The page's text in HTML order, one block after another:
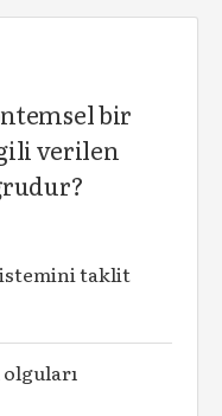
bir
verilen
taklit